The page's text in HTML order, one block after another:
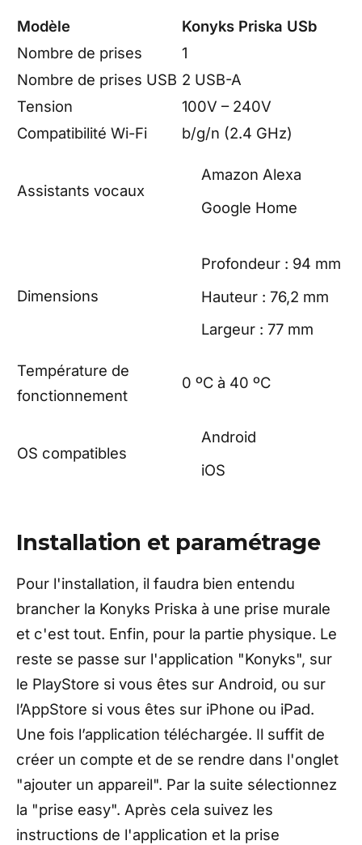
Modèle
Konyks Priska USb
Nombre de prises
1
Nombre de prises USB 2 USB-A
Tension
100V – 240V
Compatibilité Wi-Fi
b/g/n (2.4 GHz)
Assistants vocaux
Amazon Alexa
Google Home
Dimensions
Profondeur : 94 mm
Hauteur : 76,2 mm
Largeur : 77 mm
Température de
fonctionnement
0 ºC à 40 ºC
OS compatibles
Android
iOS
Installation et paramétrage
Pour l'installation, il faudra bien entendu
brancher la Konyks Priska à une prise murale
et c'est tout. Enfin, pour la partie physique. Le
reste se passe sur l'application "Konyks", sur
le PlayStore si vous êtes sur Android, ou sur
l’AppStore si vous êtes sur iPhone ou iPad.
Une fois l’application téléchargée. Il suffit de
créer un compte et de se rendre dans l'onglet
"ajouter un appareil". Par la suite sélectionnez
la "prise easy". Après cela suivez les
instructions de l'application et la prise